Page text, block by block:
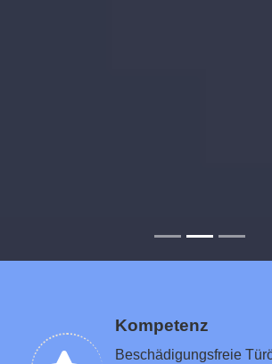
Kompetenz
Beschädigungsfreie